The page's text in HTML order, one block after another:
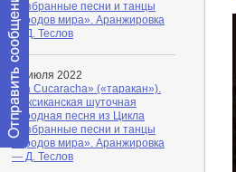
«Избранные песни и танцы
народов мира». Аранжировка
— Д. Теслов
02 июля 2022
«La Cucaracha» («таракан»).
Мексиканская шуточная
народная песня из Цикла
«Избранные песни и танцы
народов мира». Аранжировка
— Д. Теслов
Отправить